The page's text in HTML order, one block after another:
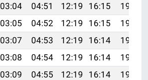
03:04 04:51 12:19 16:15
19:38
03:05 04:52 12:19 16:15
19:37
03:07 04:53 12:19 16:14
19:36
03:08 04:54 12:19 16:14
19:35
03:09 04:55 12:19 16:14
19:34